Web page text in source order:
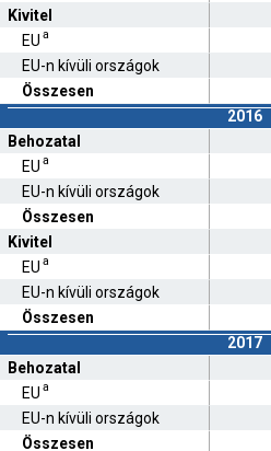
Kivitel
EU a
EU-n kívüli országok
Összesen
2016
Behozatal
EU a
EU-n kívüli országok
Összesen
Kivitel
EU a
EU-n kívüli országok
Összesen
2017
Behozatal
EU a
EU-n kívüli országok
Összesen